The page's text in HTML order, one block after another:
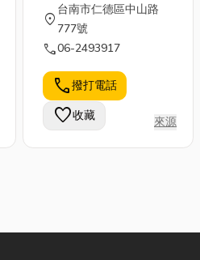
location_on
台南市仁德區中山路
777號
call06-2493917
call撥打電話
favorite收藏 來源